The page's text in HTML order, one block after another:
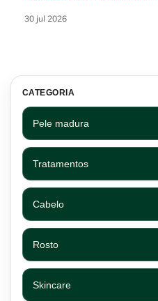
Creation Date:
30 jul 2026
Update Date:
CATEGORIA
Pele madura
Tratamentos
Cabelo
Rosto
Skincare